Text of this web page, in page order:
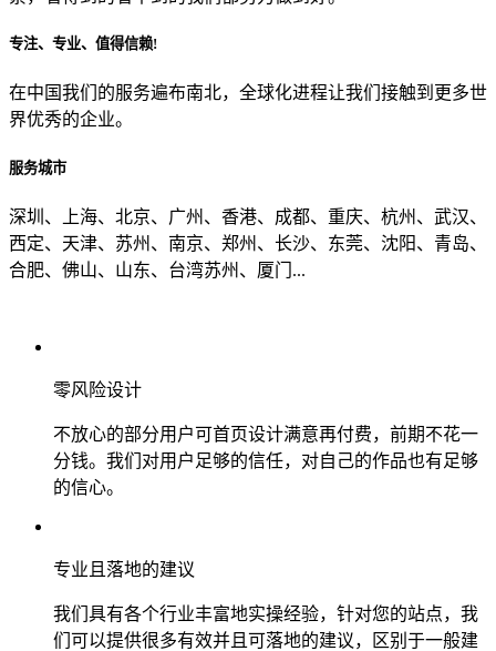
专注、专业、值得信赖!
在中国我们的服务遍布南北，全球化进程让我们接触到更多世
界优秀的企业。
服务城市
深圳、上海、北京、广州、香港、成都、重庆、杭州、武汉、
西定、天津、苏州、南京、郑州、长沙、东莞、沈阳、青岛、
合肥、佛山、山东、台湾苏州、厦门...
零风险设计
不放心的部分用户可首页设计满意再付费，前期不花一
分钱。我们对用户足够的信任，对自己的作品也有足够
的信心。
专业且落地的建议
我们具有各个行业丰富地实操经验，针对您的站点，我
们可以提供很多有效并且可落地的建议，区别于一般建